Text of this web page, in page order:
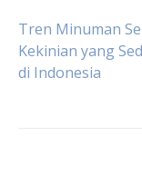
Post
Tren Minuman
Kekinian yang
di Indonesia